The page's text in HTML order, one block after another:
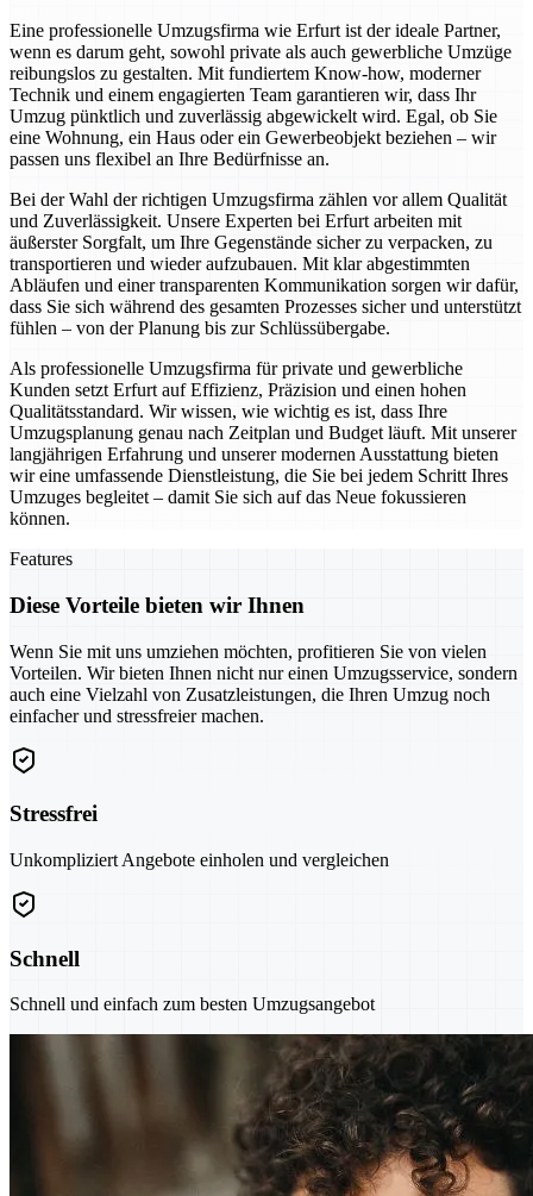
Eine professionelle Umzugsfirma wie Erfurt ist der ideale Partner,
wenn es darum geht, sowohl private als auch gewerbliche Umzüge
reibungslos zu gestalten. Mit fundiertem Know-how, moderner
Technik und einem engagierten Team garantieren wir, dass Ihr
Umzug pünktlich und zuverlässig abgewickelt wird. Egal, ob Sie
eine Wohnung, ein Haus oder ein Gewerbeobjekt beziehen – wir
passen uns flexibel an Ihre Bedürfnisse an.
Bei der Wahl der richtigen Umzugsfirma zählen vor allem Qualität
und Zuverlässigkeit. Unsere Experten bei Erfurt arbeiten mit
äußerster Sorgfalt, um Ihre Gegenstände sicher zu verpacken, zu
transportieren und wieder aufzubauen. Mit klar abgestimmten
Abläufen und einer transparenten Kommunikation sorgen wir dafür,
dass Sie sich während des gesamten Prozesses sicher und unterstützt
fühlen – von der Planung bis zur Schlüssübergabe.
Als professionelle Umzugsfirma für private und gewerbliche
Kunden setzt Erfurt auf Effizienz, Präzision und einen hohen
Qualitätsstandard. Wir wissen, wie wichtig es ist, dass Ihre
Umzugsplanung genau nach Zeitplan und Budget läuft. Mit unserer
langjährigen Erfahrung und unserer modernen Ausstattung bieten
wir eine umfassende Dienstleistung, die Sie bei jedem Schritt Ihres
Umzuges begleitet – damit Sie sich auf das Neue fokussieren
können.
Features
Diese Vorteile bieten wir Ihnen
Wenn Sie mit uns umziehen möchten, profitieren Sie von vielen
Vorteilen. Wir bieten Ihnen nicht nur einen Umzugsservice, sondern
auch eine Vielzahl von Zusatzleistungen, die Ihren Umzug noch
einfacher und stressfreier machen.
Stressfrei
Unkompliziert Angebote einholen und vergleichen
Schnell
Schnell und einfach zum besten Umzugsangebot